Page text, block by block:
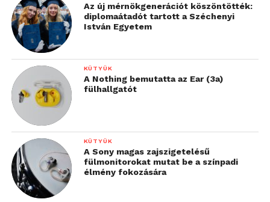
Az új mérnökgenerációt köszöntötték:
diplomaátadót tartott a Széchenyi
István Egyetem
KÜTYÜK
A Nothing bemutatta az Ear (3a)
fülhallgatót
KÜTYÜK
A Sony magas zajszigetelésű
fülmonitorokat mutat be a színpadi
élmény fokozására